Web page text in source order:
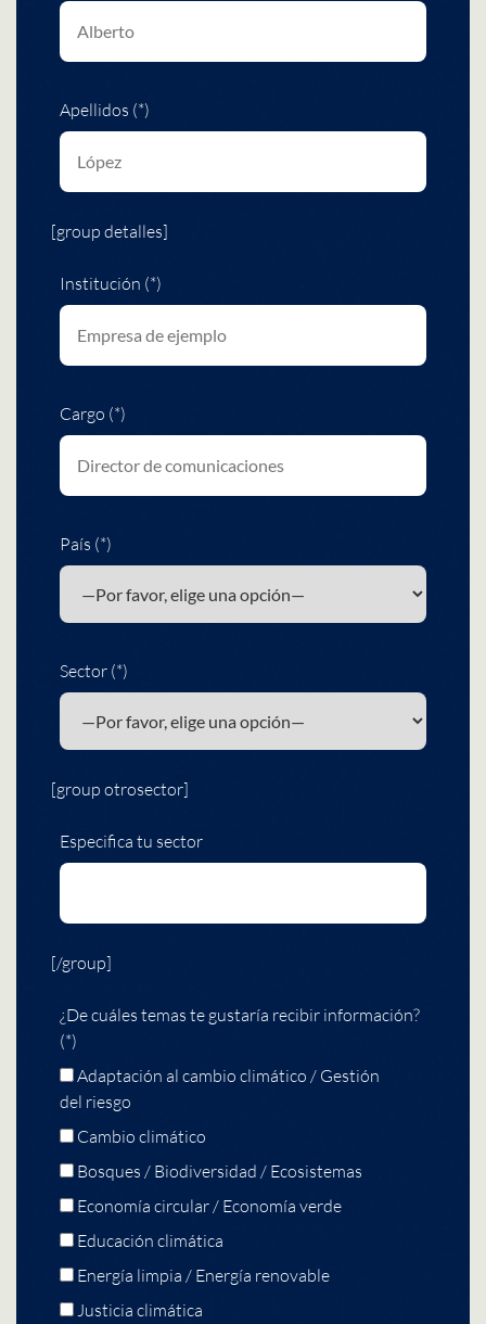
Apellidos (*)
[group detalles]
Institución (*)
Cargo (*)
País (*)
Sector (*)
[group otrosector]
Especifica tu sector
[/group]
¿De cuáles temas te gustaría recibir información?
(*)
Adaptación al cambio climático / Gestión
del riesgo
Cambio climático
Bosques / Biodiversidad / Ecosistemas
Economía circular / Economía verde
Educación climática
Energía limpia / Energía renovable
Justicia climática